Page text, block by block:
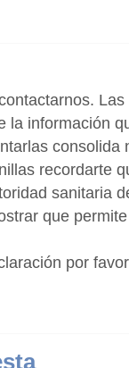
la información
consolida
recordarte
sanitaria
que
por